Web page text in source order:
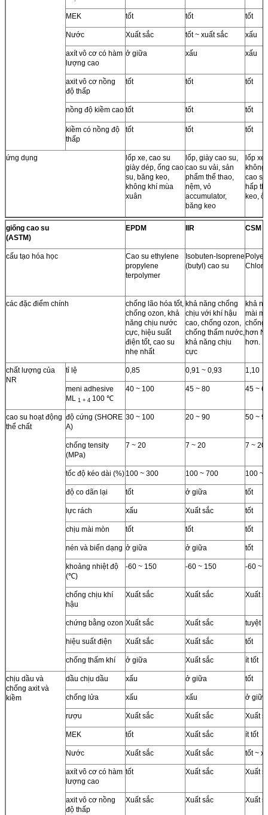
MEK tốt tốt tốt
Nước Xuất sắc tốt ~ xuất sắc xấu
axít vô cơ có hàm
lượng cao
ở giữa xấu xấu
axit vô cơ nồng
độ thấp
tốt tốt tốt
nồng độ kiềm cao tốt tốt tốt
kiềm có nồng độ
thấp
tốt tốt tốt
ứng dụng
lốp xe, cao su
giày dép, ống cao
su, băng keo,
không khí mùa
xuân
lốp, giày cao su,
cao su vải, sản
phẩm thể thao,
nệm, vỏ
accumulator,
băng keo
lốp xe
không
cao
hấp
keo,
giống cao su
(ASTM)
EPDM IIR CSM
cấu tạo hóa học
Cao su ethylene
propylene
terpolymer
Isobuten-Isoprene
(butyl) cao su
các đặc điểm chính
chống lão hóa tốt,
chống ozon, khả
năng chịu nước
cực, hiệu suất
điện tốt, cao su
nhẹ nhất
khả năng chống
chịu với khí hậu
cao, chống ozon,
chống thấm nước,
khả năng chịu
cực
khả
mài
chống
hơn
hơn.
chất lượng của
NR
tỉ lệ 0,85 0,91 ~ 0,93 1,10
meni adhesive
ML 1 + 4 100 ℃
40 ~ 100 45 ~ 80 45 ~
cao su hoạt động
thể chất
độ cứng (SHORE
A)
30 ~ 100 20 ~ 90 50 ~
chống tensity
(MPa)
7 ~ 20 7 ~ 20 7 ~ 20
tốc độ kéo dài (%) 100 ~ 300 100 ~ 700 100 ~
độ co dãn lại tốt ở giữa tốt
lực rách xấu Xuất sắc tốt
chịu mài mòn tốt tốt tốt
nén và biến dạng ở giữa ở giữa tốt
khoảng nhiệt độ
(℃)
-60 ~ 150 -60 ~ 150 -60 ~
chống chịu khí
hậu
Xuất sắc Xuất sắc Xuất
chứng bằng ozon Xuất sắc Xuất sắc tuyệt
hiệu suất điện Xuất sắc Xuất sắc tốt
chống thấm khí ở giữa Xuất sắc ít tốt
chịu dầu và
chống axit và
kiềm
dầu chịu dầu xấu ở giữa tốt
chống lửa xấu xấu ở giữa
rượu Xuất sắc Xuất sắc Xuất
MEK tốt Xuất sắc ít tốt
Nước Xuất sắc Xuất sắc tốt ~
axít vô cơ có hàm
lượng cao
tốt Xuất sắc Xuất
axit vô cơ nồng
độ thấp
Xuất sắc Xuất sắc Xuất